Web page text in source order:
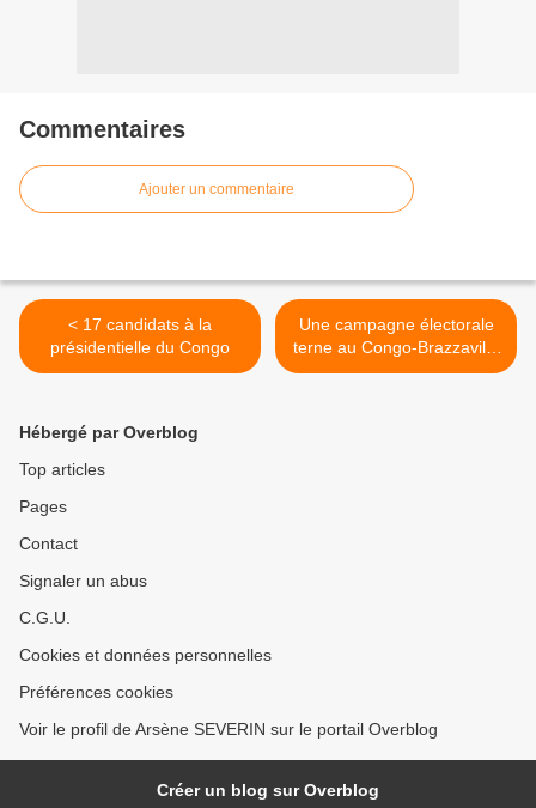
Commentaires
Ajouter un commentaire
< 17 candidats à la
présidentielle du Congo
Une campagne électorale
terne au Congo-Brazzaville
! >
Hébergé par Overblog
Top articles
Pages
Contact
Signaler un abus
C.G.U.
Cookies et données personnelles
Préférences cookies
Voir le profil de Arsène SEVERIN sur le portail Overblog
Créer un blog sur Overblog